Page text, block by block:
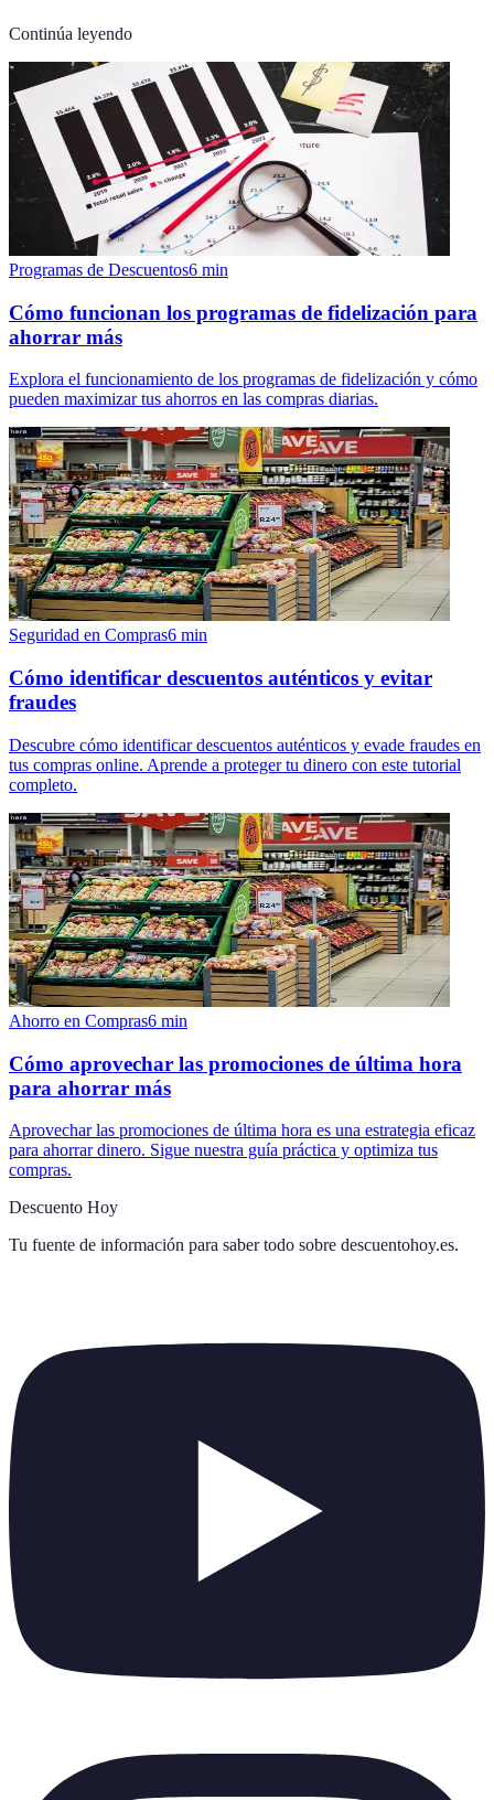
Continúa leyendo
Programas de Descuentos6 min
Cómo funcionan los programas de fidelización para
ahorrar más
Explora el funcionamiento de los programas de fidelización y cómo
pueden maximizar tus ahorros en las compras diarias.
Seguridad en Compras6 min
Cómo identificar descuentos auténticos y evitar
fraudes
Descubre cómo identificar descuentos auténticos y evade fraudes en
tus compras online. Aprende a proteger tu dinero con este tutorial
completo.
Ahorro en Compras6 min
Cómo aprovechar las promociones de última hora
para ahorrar más
Aprovechar las promociones de última hora es una estrategia eficaz
para ahorrar dinero. Sigue nuestra guía práctica y optimiza tus
compras.
Descuento Hoy
Tu fuente de información para saber todo sobre descuentohoy.es.